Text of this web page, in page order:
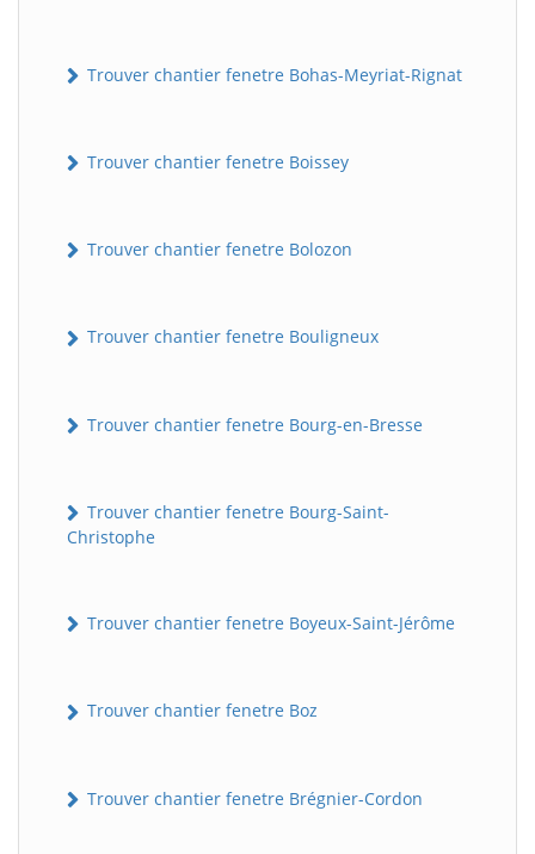
Trouver chantier fenetre Bohas-Meyriat-Rignat
Trouver chantier fenetre Boissey
Trouver chantier fenetre Bolozon
Trouver chantier fenetre Bouligneux
Trouver chantier fenetre Bourg-en-Bresse
Trouver chantier fenetre Bourg-Saint-
Christophe
Trouver chantier fenetre Boyeux-Saint-Jérôme
Trouver chantier fenetre Boz
Trouver chantier fenetre Brégnier-Cordon